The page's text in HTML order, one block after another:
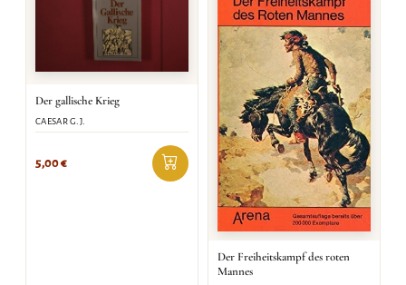
Der gallische Krieg
CAESAR G.J.
5,00€
Der Freiheitskampf des roten
Mannes